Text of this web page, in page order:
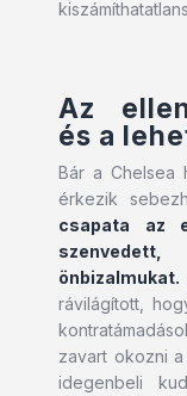
Az
és a
Bár a Chelsea
érkezik
csapata az
önbizalmukat.
rávilágított,
zavart okozni
idegenbeli